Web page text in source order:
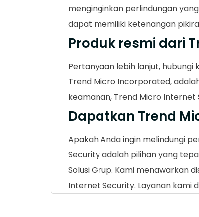
menginginkan perlindungan
dapat memiliki ketenangan
Produk resmi dari
Pertanyaan lebih lanjut,
Trend Micro Incorporated,
keamanan, Trend Micro Internet
Dapatkan Trend
Apakah Anda ingin melindungi
Security adalah pilihan yang
Solusi Grup. Kami menawarkan
Internet Security. Layanan kami